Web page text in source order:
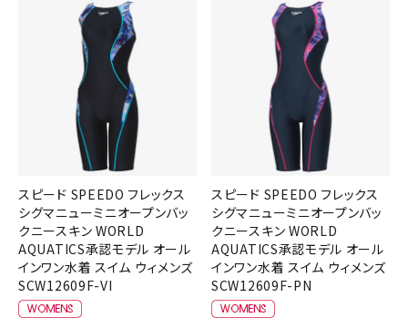
スピード SPEEDO フレックス
シグマニューミニオープンバッ
クニースキン WORLD
AQUATICS承認モデル オール
インワン水着 スイム ウィメンズ
SCW12609F-VI
スピード SPEEDO フレックス
シグマニューミニオープンバッ
クニースキン WORLD
AQUATICS承認モデル オール
インワン水着 スイム ウィメンズ
SCW12609F-PN